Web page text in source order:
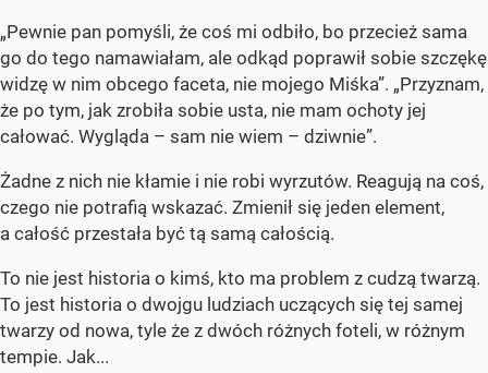
„Pewnie pan pomyśli, że coś mi odbiło, bo przecież sama
go do tego namawiałam, ale odkąd poprawił sobie szczękę
widzę w nim obcego faceta, nie mojego Miśka”. „Przyznam,
że po tym, jak zrobiła sobie usta, nie mam ochoty jej
całować. Wygląda – sam nie wiem – dziwnie”.
Żadne z nich nie kłamie i nie robi wyrzutów. Reagują na coś,
czego nie potrafią wskazać. Zmienił się jeden element,
a całość przestała być tą samą całością.
To nie jest historia o kimś, kto ma problem z cudzą twarzą.
To jest historia o dwojgu ludziach uczących się tej samej
twarzy od nowa, tyle że z dwóch różnych foteli, w różnym
tempie. Jak...